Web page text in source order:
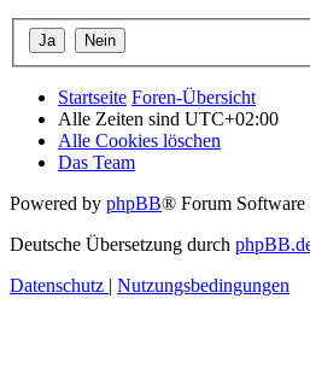
Startseite Foren-Übersicht
Alle Zeiten sind UTC+02:00
Alle Cookies löschen
Das Team
Powered by phpBB® Forum
Deutsche Übersetzung durch
Datenschutz | Nutzungsbedingungen